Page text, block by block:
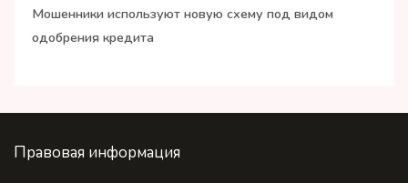
Мошенники используют новую схему под видом
одобрения кредита
Правовая информация